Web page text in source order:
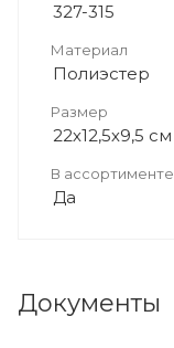
327-315
Материал
Полиэстер
Размер
22х12,5х9,5 см
В ассортименте
Да
Документы